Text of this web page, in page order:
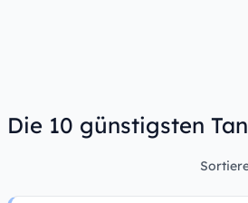
Die 10 günstigsten